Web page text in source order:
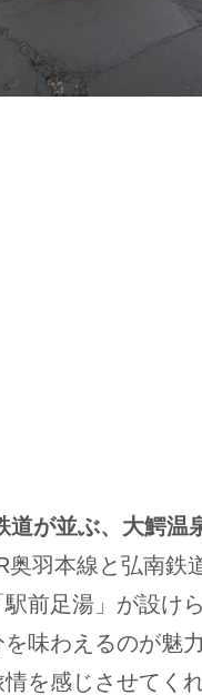
道が並ぶ、大鰐温
奥羽本線と弘南鉄
前足湯」が設け
を味わえるのが魅
を感じさせてくれ